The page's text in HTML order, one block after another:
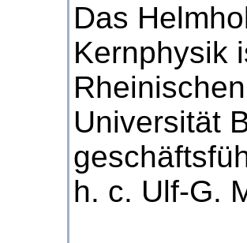
Das
Kernphysik
Universität
h. c. Ulf-G.